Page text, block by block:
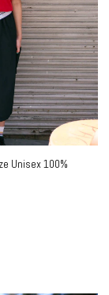
Unisex 100%